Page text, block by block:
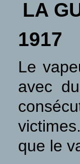
LA
1917
Le
avec
que le